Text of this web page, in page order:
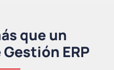
que un
ERP